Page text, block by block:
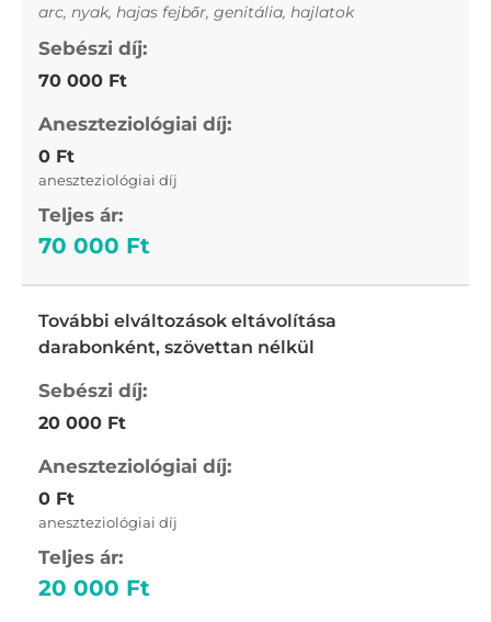
arc, nyak, hajas fejbőr, genitália, hajlatok
70 000 Ft
0 Ft
aneszteziológiai díj
70 000 Ft
További elváltozások eltávolítása
darabonként, szövettan nélkül
20 000 Ft
0 Ft
aneszteziológiai díj
20 000 Ft